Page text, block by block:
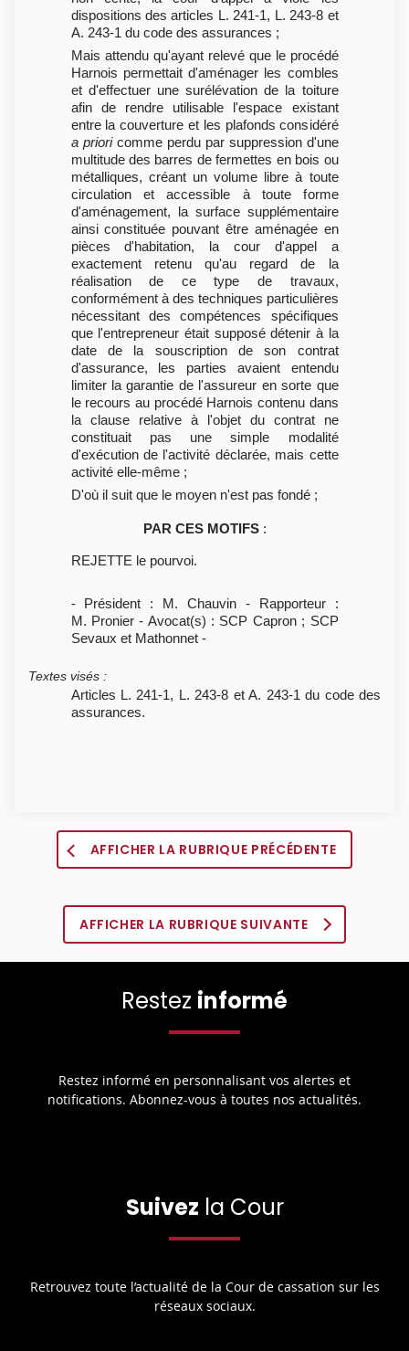
dispositions des articles L. 241-1, L. 243-8 et
A. 243-1 du code des assurances ;
Mais attendu qu'ayant relevé que le procédé
Harnois permettait d'aménager les combles
et d'effectuer une surélévation de la toiture
afin de rendre utilisable l'espace existant
entre la couverture et les plafonds considéré
a prioricomme perdu par suppression d'une
multitude des barres de fermettes en bois ou
métalliques, créant un volume libre à toute
circulation et accessible à toute forme
d'aménagement, la surface supplémentaire
ainsi constituée pouvant être aménagée en
pièces d'habitation, la cour d'appel a
exactement retenu qu'au regard de la
réalisation de ce type de travaux,
conformément à des techniques particulières
nécessitant des compétences spécifiques
que l'entrepreneur était supposé détenir à la
date de la souscription de son contrat
d'assurance, les parties avaient entendu
limiter la garantie de l'assureur en sorte que
le recours au procédé Harnois contenu dans
la clause relative à l'objet du contrat ne
constituait pas une simple modalité
d'exécution de l'activité déclarée, mais cette
activité elle-même ;
D'où il suit que le moyen n'est pas fondé ;
PAR CES MOTIFS:
REJETTE le pourvoi.
- Président : M. Chauvin - Rapporteur :
M. Pronier - Avocat(s) : SCP Capron ; SCP
Sevaux et Mathonnet -
Textes visés :
Articles L. 241-1, L. 243-8 et A. 243-1 du code des
assurances.
AFFICHER LA RUBRIQUE PRÉCÉDENTE
AFFICHER LA RUBRIQUE SUIVANTE
Restez informé
Restez informé en personnalisant vos alertes et
notifications. Abonnez-vous à toutes nos actualités.
Suivez la Cour
Retrouvez toute l’actualité de la Cour de cassation sur les
réseaux sociaux.